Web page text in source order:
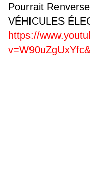
Pourrait
VÉHICULES
https://